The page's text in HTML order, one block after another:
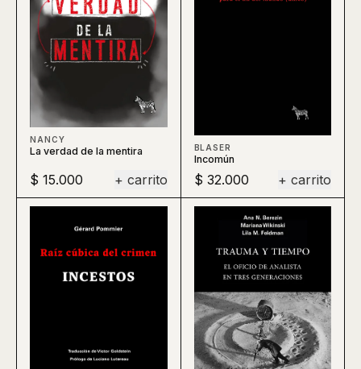
NANCY
La verdad de la mentira
$ 15.000 + carrito
BLASER
Incomún
$ 32.000 + carrito